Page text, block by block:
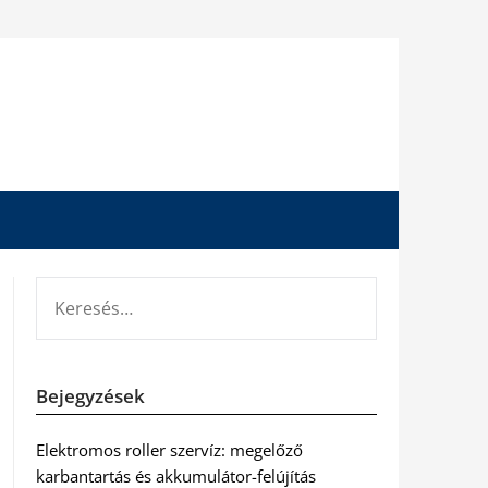
Bejegyzések
Elektromos roller szervíz: megelőző
karbantartás és akkumulátor-felújítás